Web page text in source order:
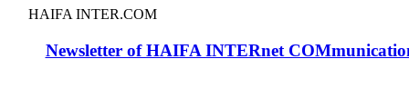
HAIFA INTER.COM
Newsletter of HAIFA INTERnet